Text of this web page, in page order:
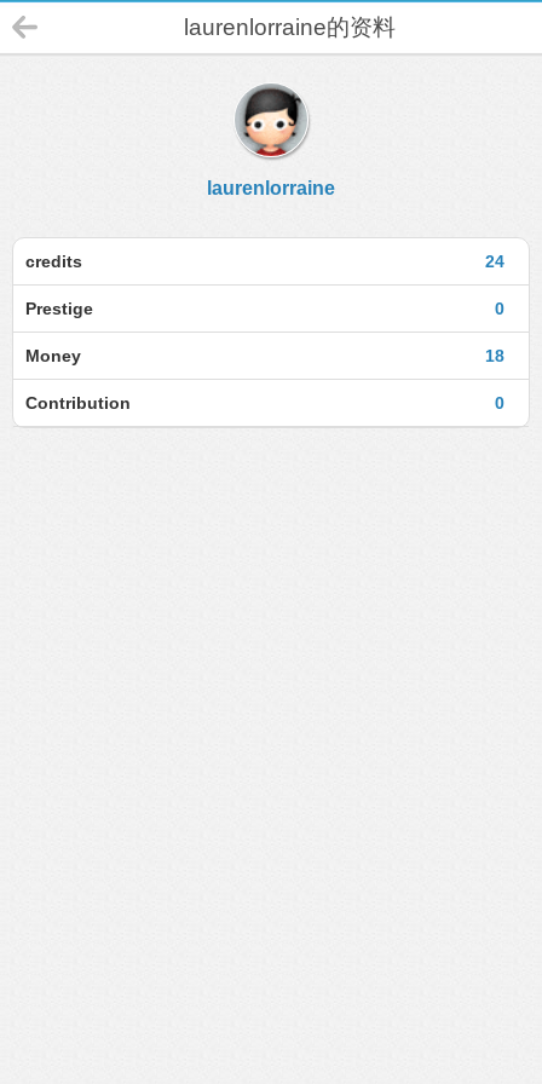
laurenlorraine的资料
laurenlorraine
24
credits
0
Prestige
18
Money
0
Contribution